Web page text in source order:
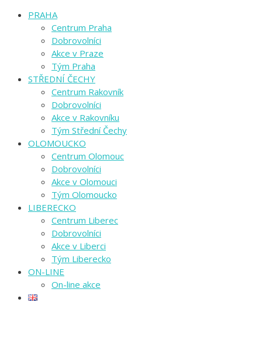
PRAHA
Centrum Praha
Dobrovolníci
Akce v Praze
Tým Praha
STŘEDNÍ ČECHY
Centrum Rakovník
Dobrovolníci
Akce v Rakovníku
Tým Střední Čechy
OLOMOUCKO
Centrum Olomouc
Dobrovolníci
Akce v Olomouci
Tým Olomoucko
LIBERECKO
Centrum Liberec
Dobrovolníci
Akce v Liberci
Tým Liberecko
ON-LINE
On-line akce